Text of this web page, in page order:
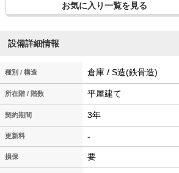
お気に入り一覧を見る
設備詳細情報
種別 / 構造 倉庫 / S造(鉄骨造)
所在階 / 階数 平屋建て
契約期間 3年
更新料 -
損保 要